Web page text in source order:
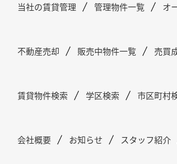
当社の賃貸管理 管理物件一覧 オ
不動産売却 販売中物件一覧 売買
賃貸物件検索 学区検索 市区町村
会社概要 お知らせ スタッフ紹介